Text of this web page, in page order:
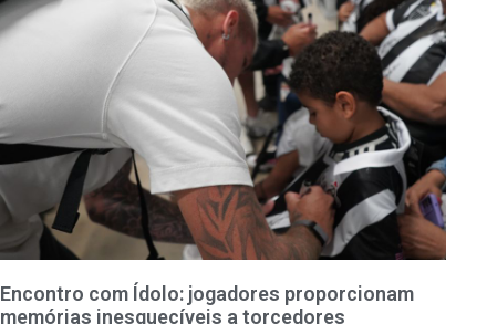
Encontro com Ídolo: jogadores proporcionam
memórias inesquecíveis a torcedores